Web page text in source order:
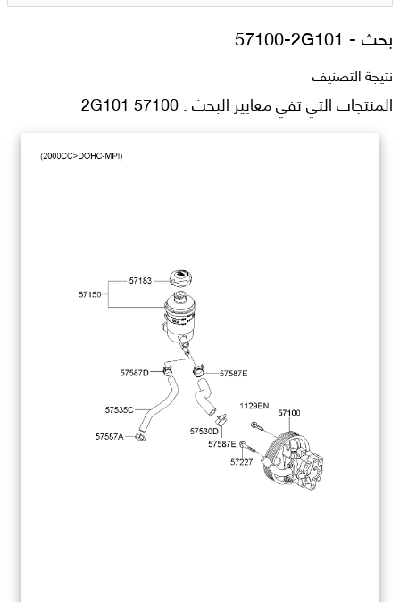
بحث - 57100-2G101
نتيجة التصنيف
المنتجات التي تفي معايير البحث : 57100 2G101